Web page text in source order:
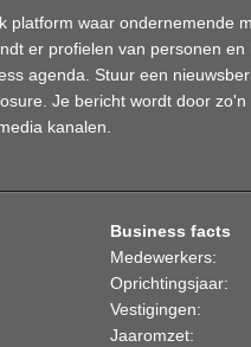
platform waar ondernemende
er profielen van personen
agenda. Stuur een
Je bericht wordt door
kanalen.
Business facts
Medewerkers:
Oprichtingsjaar:
Vestigingen:
Jaaromzet: